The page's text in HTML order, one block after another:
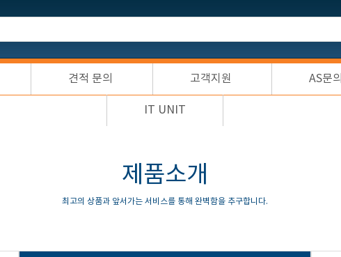
견적 문의 고객지원 AS문의
IT UNIT
제품소개
최고의 상품과 앞서가는 서비스를 통해 완벽함을 추구합니다.